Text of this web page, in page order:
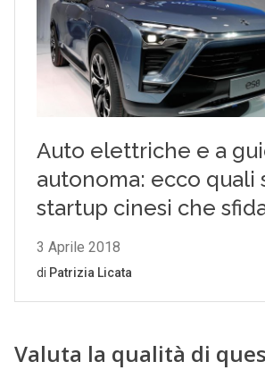
Valuta la qualità di